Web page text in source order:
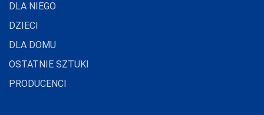
DLA NIEGO
DZIECI
DLA DOMU
OSTATNIE SZTUKI
PRODUCENCI